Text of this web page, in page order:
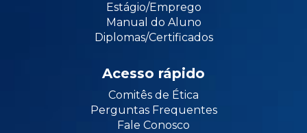
Estágio/Emprego
Manual do Aluno
Diplomas/Certificados
Acesso rápido
Comitês de Ética
Perguntas Frequentes
Fale Conosco